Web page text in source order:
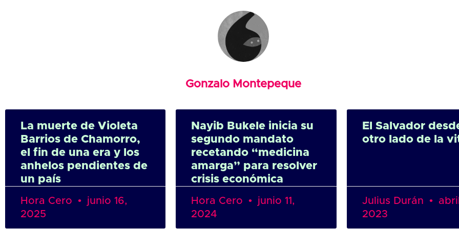
Gonzalo Montepeque
La muerte de Violeta
Barrios de Chamorro,
el fin de una era y los
anhelos pendientes de
un país
Hora Cero
junio 16,
2025
Nayib Bukele inicia su
segundo mandato
recetando “medicina
amarga” para resolver
crisis económica
Hora Cero
junio 11,
2024
El Salvador
otro lado de la
Julius Durán
2023